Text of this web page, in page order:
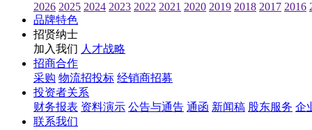
2026 2025 2024 2023 2022 2021 2020 2019 2018 2017 2016
品牌特色
招贤纳士
加入我们 人才战略
招商合作
采购 物流招投标 经销商招募
投资者关系
财务报表 资料演示 公告与通告 通函 新闻稿 股东服务 企
联系我们